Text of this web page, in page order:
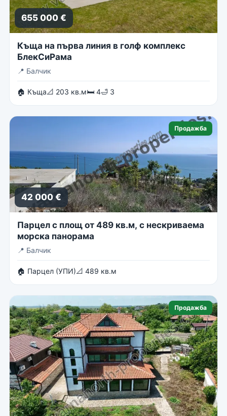
655 000 €
Къща на първа линия в голф комплекс
БлекСиРама
📍 Балчик
🏠 Къща📐 203 кв.м🛏 4🛁 3
Продажба
42 000 €
Парцел с площ от 489 кв.м, с нескриваема
морска панорама
📍 Балчик
🏠 Парцел (УПИ)📐 489 кв.м
Продажба